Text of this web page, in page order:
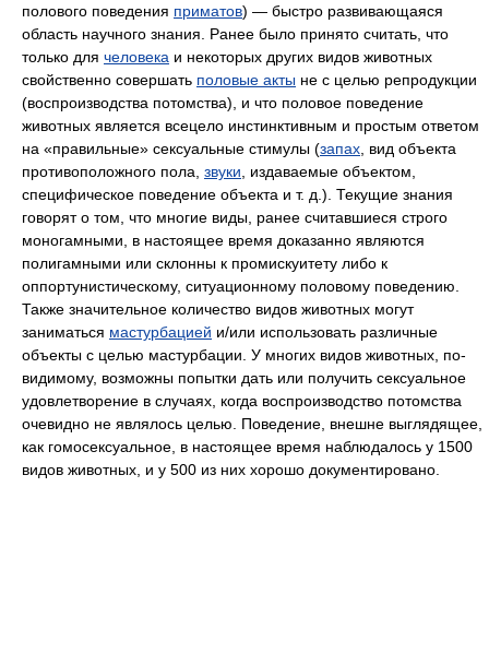
полового поведения приматов) — быстро развивающаяся
область научного знания. Ранее было принято считать, что
только для человека и некоторых других видов животных
свойственно совершать половые акты не с целью репродукции
(воспроизводства потомства), и что половое поведение
животных является всецело инстинктивным и простым ответом
на «правильные» сексуальные стимулы (запах , вид объекта
противоположного пола, звуки , издаваемые объектом,
специфическое поведение объекта и т. д.). Текущие знания
говорят о том, что многие виды, ранее считавшиеся строго
моногамными, в настоящее время доказанно являются
полигамными или склонны к промискуитету либо к
оппортунистическому, ситуационному половому поведению.
Также значительное количество видов животных могут
заниматься мастурбацией и/или использовать различные
объекты с целью мастурбации. У многих видов животных, по-
видимому, возможны попытки дать или получить сексуальное
удовлетворение в случаях, когда воспроизводство потомства
очевидно не являлось целью. Поведение, внешне выглядящее,
как гомосексуальное, в настоящее время наблюдалось у 1500
видов животных, и у 500 из них хорошо документировано.